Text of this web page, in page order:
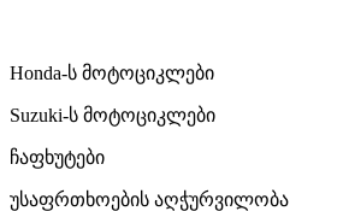
Honda-ს მოტოციკლები
Suzuki-ს მოტოციკლები
ჩაფხუტები
უსაფრთხოების აღჭურვილობა